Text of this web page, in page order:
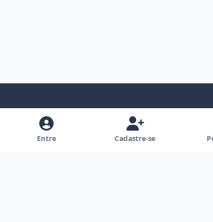
Modo ClaroModo EscuroPreferência do Sistema
Entre Cadastre-se